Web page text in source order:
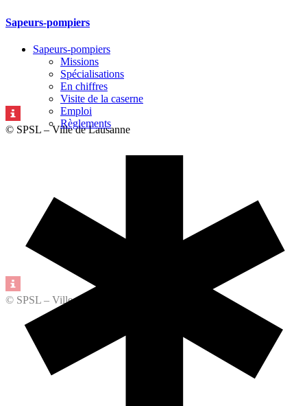
© SPSL – Ville de Lausanne
© SPSL – Ville de Lausanne
Sapeurs-pompiers
Sapeurs-pompiers
Missions
Spécialisations
En chiffres
Visite de la caserne
Emploi
Règlements